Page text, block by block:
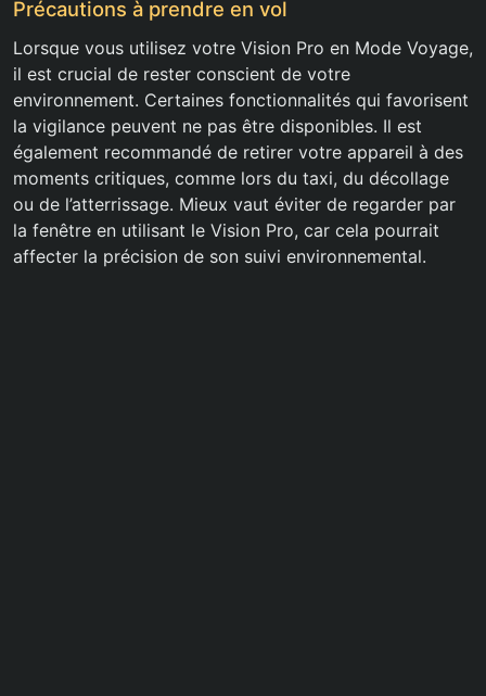
Précautions à prendre en vol
Lorsque vous utilisez votre Vision Pro en Mode Voyage,
il est crucial de rester conscient de votre
environnement. Certaines fonctionnalités qui favorisent
la vigilance peuvent ne pas être disponibles. Il est
également recommandé de retirer votre appareil à des
moments critiques, comme lors du taxi, du décollage
ou de l’atterrissage. Mieux vaut éviter de regarder par
la fenêtre en utilisant le Vision Pro, car cela pourrait
affecter la précision de son suivi environnemental.